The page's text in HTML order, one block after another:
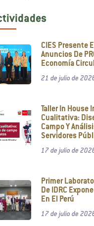
CIES Presente
Anuncios De
Economía
21 de julio de
Taller In House
Cualitativa:
Campo Y
Servidores
17 de julio de
Primer
De IDRC
En El Perú
17 de julio de